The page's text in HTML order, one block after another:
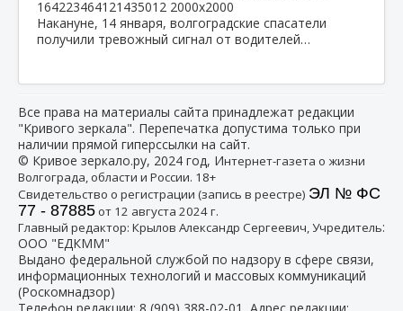
Накануне, 14 января, волгоградские спасатели
получили тревожный сигнал от водителей…
Все права на материалы сайта принадлежат редакции
"Кривого зеркала". Перепечатка допустима только при
наличии прямой гиперссылки на сайт.
© Кривое зеркало.ру, 2024 год, Интернет-газета о жизни
Волгограда, области и России. 18+
Свидетельство о регистрации (запись в реестре) ЭЛ № ФС
77 - 87885от 12 августа 2024 г.
Главный редактор: Крылов Александр Сергеевич, Учредитель:
ООО "ЕДКММ"
Выдано федеральной службой по надзору в сфере связи,
информационных технологий и массовых коммуникаций
(Роскомнадзор)